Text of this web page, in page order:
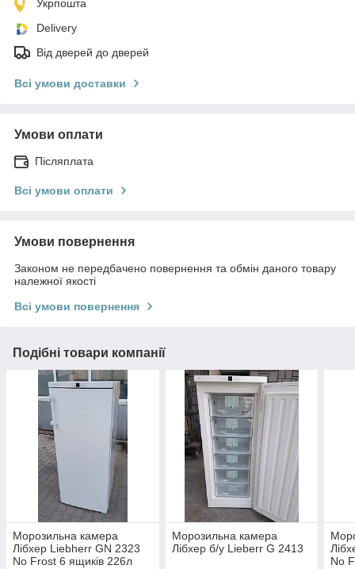
Укрпошта
Delivery
Від дверей до дверей
Всі умови доставки
Умови оплати
Післяплата
Всі умови оплати
Умови повернення
Законом не передбачено повернення та обмін даного товару
належної якості
Всі умови повернення
Подібні товари компанії
Морозильна камера
Лібхер Liebherr GN 2323
No Frost 6 ящиків 226л
Морозильна камера
Лібхер б/у Lieberr G 2413
No